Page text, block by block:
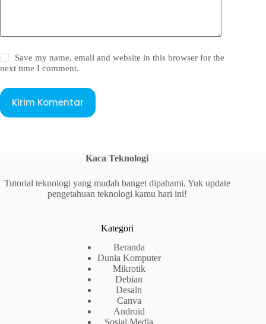
Save my name, email and website in this browser for the
next time I comment.
Kirim Komentar
Kaca Teknologi
Tutorial teknologi yang mudah banget dipahami. Yuk update
pengetahuan teknologi kamu hari ini!
Kategori
Beranda
Dunia Komputer
Mikrotik
Debian
Desain
Canva
Android